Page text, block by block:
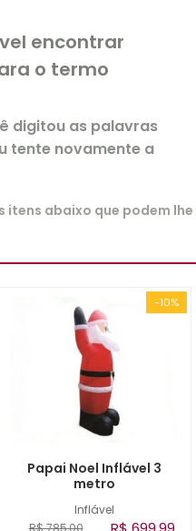
encontrar
o termo
digitou as palavras
tente novamente a
itens abaixo que podem lhe
-10%
Inflável
Papai Noel Inflável 3
metro
R$ 785,00